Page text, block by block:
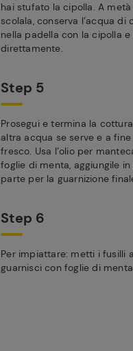
hai stufato la cipolla. A
scolala, conserva l’acqua
nella padella con la cipolla
direttamente.
Step 5
Prosegui e termina la
altra acqua se serve e a
fresco. Usa l’olio per
foglie di menta, aggiungile
parte per la guarnizione
Step 6
Per impiattare: metti i fusilli
guarnisci con foglie di